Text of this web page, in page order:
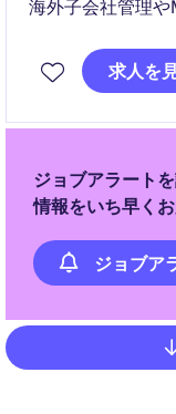
海外子会社管理
求人を
ジョブアラート
情報をいち早く
ジョブア
Pagination